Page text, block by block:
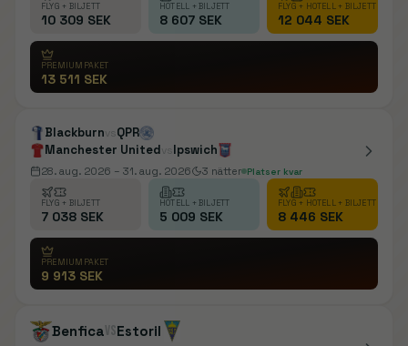
FLYG + BILJETT
10 309 SEK
HOTELL + BILJETT
8 607 SEK
FLYG + HOTELL + BILJETT
12 044 SEK
PREMIUMPAKET
13 511 SEK
Blackburn vs QPR
Manchester United vs Ipswich
28. aug. 2026 – 31. aug. 2026 3 nätter Platser kvar
FLYG + BILJETT
7 038 SEK
HOTELL + BILJETT
5 009 SEK
FLYG + HOTELL + BILJETT
8 446 SEK
PREMIUMPAKET
9 913 SEK
BenficavsEstoril